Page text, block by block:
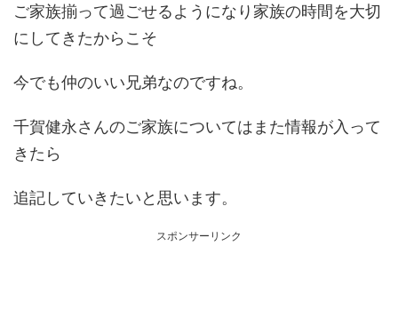
ご家族揃って過ごせるようになり家族の時間を大切
にしてきたからこそ
今でも仲のいい兄弟なのですね。
千賀健永さんのご家族についてはまた情報が入って
きたら
追記していきたいと思います。
スポンサーリンク